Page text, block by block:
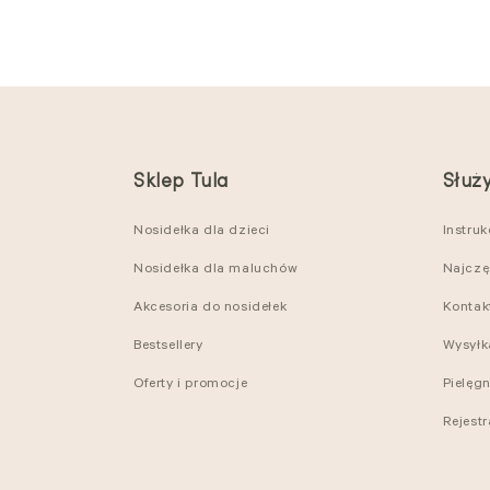
Sklep Tula
Nosidełka dla dzieci
Nosidełka dla maluchów
Akcesoria do nosidełek
Bestsellery
Oferty i promocje